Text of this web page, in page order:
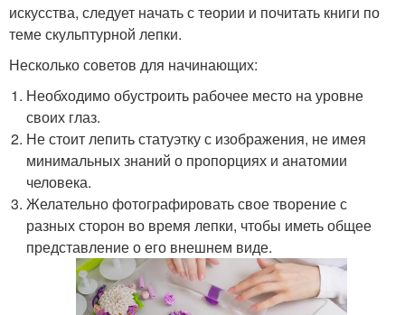
искусства, следует начать с теории и почитать книги по
теме скульптурной лепки.
Несколько советов для начинающих:
Необходимо обустроить рабочее место на уровне
своих глаз.
Не стоит лепить статуэтку с изображения, не имея
минимальных знаний о пропорциях и анатомии
человека.
Желательно фотографировать свое творение с
разных сторон во время лепки, чтобы иметь общее
представление о его внешнем виде.